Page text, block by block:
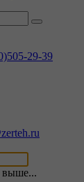
29-39
выше...